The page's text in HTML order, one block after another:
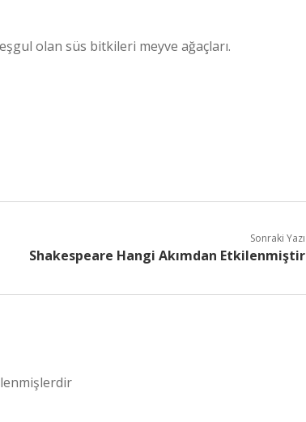
olan süs bitkileri meyve ağaçları.
Sonraki Yazı
Shakespeare Hangi Akımdan Etkilenmiştir